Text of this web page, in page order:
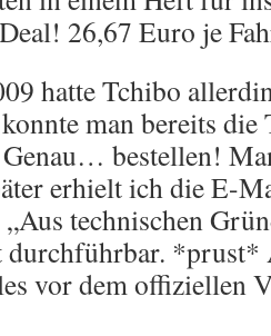
26,67 Euro je
hatte Tchibo
man bereits
Genau… bestellen!
erhielt ich die E-
technischen
durchführbar.
vor dem offiziellen